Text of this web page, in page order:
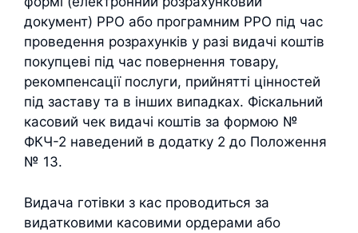
документ) РРО або програмним РРО під час
проведення розрахунків у разі видачі коштів
покупцеві під час повернення товару,
рекомпенсації послуги, прийнятті цінностей
під заставу та в інших випадках. Фіскальний
касовий чек видачі коштів за формою №
ФКЧ-2 наведений в додатку 2 до Положення
№ 13.
Видача готівки з кас проводиться за
видатковими касовими ордерами або